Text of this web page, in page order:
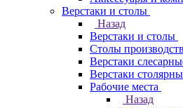
Верстаки и столы
Назад
Верстаки и столы
Столы
Верстаки
Верстаки
Рабочие места
Назад